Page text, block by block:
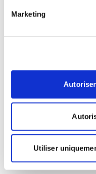
Marketing
Utiliser